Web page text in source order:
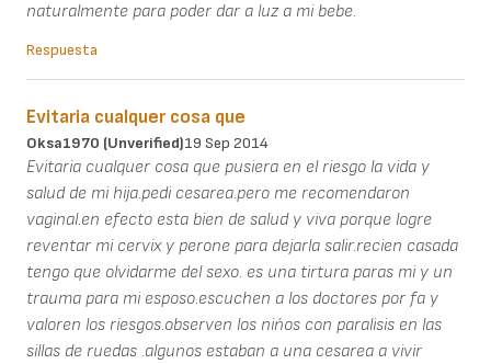
naturalmente para poder dar a luz a mi bebe.
Respuesta
Evitaria cualquer cosa que
Oksa1970 (unverified)19 Sep 2014
Evitaria cualquer cosa que pusiera en el riesgo la vida y
salud de mi hija.pedi cesarea.pero me recomendaron
vaginal.en efecto esta bien de salud y viva porque logre
reventar mi cervix y perone para dejarla salir.recien casada
tengo que olvidarme del sexo. es una tirtura paras mi y un
trauma para mi esposo.escuchen a los doctores por fa y
valoren los riesgos.observen los nińos con paralisis en las
sillas de ruedas .algunos estaban a una cesarea a vivir